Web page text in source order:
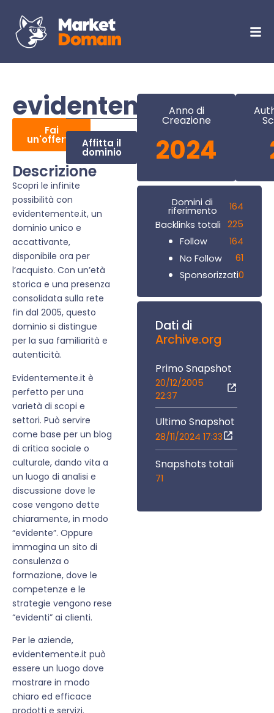
evidentemente.it
Fai
un'offerta Affitta il
dominio
Descrizione
Scopri le infinite
possibilità con
evidentemente.it, un
dominio unico e
accattivante,
disponibile ora per
l’acquisto. Con un’età
storica e una presenza
consolidata sulla rete
fin dal 2005, questo
dominio si distingue
per la sua familiarità e
autenticità.
Evidentemente.it è
perfetto per una
varietà di scopi e
settori. Può servire
come base per un blog
di critica sociale o
culturale, dando vita a
un luogo di analisi e
discussione dove le
cose vengono dette
chiaramente, in modo
“evidente”. Oppure
immagina un sito di
consulenza o
formazione, dove le
competenze e le
strategie vengono rese
“evidenti” ai clienti.
Per le aziende,
evidentemente.it può
essere un luogo dove
mostrare in modo
chiaro ed efficace
prodotti e servizi.
Anno di
Creazione
2024
Domini di
riferimento
164
Backlinks totali 225
Follow
164
No Follow
61
Sponsorizzati0
Dati di
Archive.org
Primo Snapshot
20/12/2005
22:37
Ultimo Snapshot
28/11/2024 17:33
Snapshots totali
71